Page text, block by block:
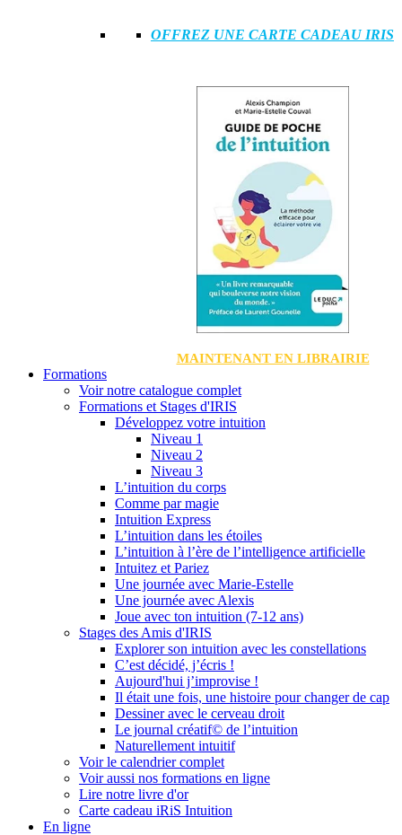
OFFREZ UNE CARTE CADEAU IRIS
MAINTENANT EN LIBRAIRIE
Formations
Voir notre catalogue complet
Formations et Stages d'IRIS
Développez votre intuition
Niveau 1
Niveau 2
Niveau 3
L’intuition du corps
Comme par magie
Intuition Express
L’intuition dans les étoiles
L’intuition à l’ère de l’intelligence artificielle
Intuitez et Pariez
Une journée avec Marie-Estelle
Une journée avec Alexis
Joue avec ton intuition (7-12 ans)
Stages des Amis d'IRIS
Explorer son intuition avec les constellations
C’est décidé, j’écris !
Aujourd'hui j’improvise !
Il était une fois, une histoire pour changer de cap
Dessiner avec le cerveau droit
Le journal créatif© de l’intuition
Naturellement intuitif
Voir le calendrier complet
Voir aussi nos formations en ligne
Lire notre livre d'or
Carte cadeau iRiS Intuition
En ligne